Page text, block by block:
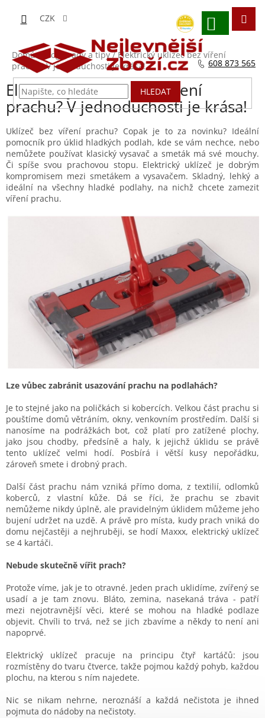
obsah
CZK
HLEDAT
NÁKUPNÍ
KOŠÍK
Domů / Blog - rady a tipy / Elektrický uklízeč bez víření
prachu? V jednoduchosti je krása!
Elektrický uklízeč bez víření
prachu? V jednoduchosti je krása!
Uklízeč bez víření prachu? Copak je to za novinku? Ideální
pomocník pro úklid hladkých podlah, kde se vám nechce, nebo
nemůžete používat klasický vysavač a smeták má své mouchy.
Či spíše svou prachovou stopu. Elektrický uklízeč je dobrým
kompromisem mezi smetákem a vysavačem. Skladný, lehký a
ideální na všechny hladké podlahy, na nichž chcete zamezit
víření prachu.
Lze vůbec zabránit usazování prachu na podlahách?
Je to stejné jako na poličkách si kobercích. Velkou část prachu si
pouštíme domů větráním, okny, venkovním prostředím. Další si
nanosíme na podrážkách bot, což platí pro zatížené plochy,
jako jsou chodby, předsíně a haly, k jejichž úklidu se právě
tento uklízeč velmi hodí. Posbírá i větší kusy nepořádku,
zároveň smete i drobný prach.
Další část prachu nám vzniká přímo doma, z textilií, odlomků
koberců, z vlastní kůže. Dá se říci, že prachu se zbavit
nemůžeme nikdy úplně, ale pravidelným úklidem můžeme jeho
bujení udržet na uzdě. A právě pro místa, kudy prach vniká do
domu nejčastěji a nejhruběji, se hodí Maxxx, elektrický uklízeč
se 4 kartáči.
Nebude skutečně vířit prach?
Protože víme, jak je to otravné. Jeden prach uklidíme, zvířený se
usadí a je tam znovu. Bláto, zemina, nasekaná tráva - patří
mezi nejotravnější věci, které se mohou na hladké podlaze
objevit. Chvíli to trvá, než se jich zbavíme a někdy to není ani
napoprvé.
Elektrický uklízeč pracuje na principu čtyř kartáčů: jsou
rozmístěny do tvaru čtverce, takže pojmou každý pohyb, každou
plochu, na kterou s ním najedete.
Nic se nikam nehrne, neroznáší a každá nečistota je ihned
pojmuta do nádoby na nečistoty.
608 873 565